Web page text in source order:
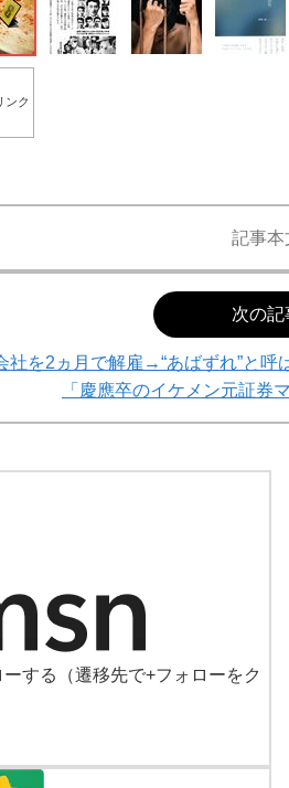
ンク
記事本
次の記
社を2ヵ月で解雇→“あばずれ”と
「慶應卒のイケメン元証券
する
（遷移先で+フォローをク